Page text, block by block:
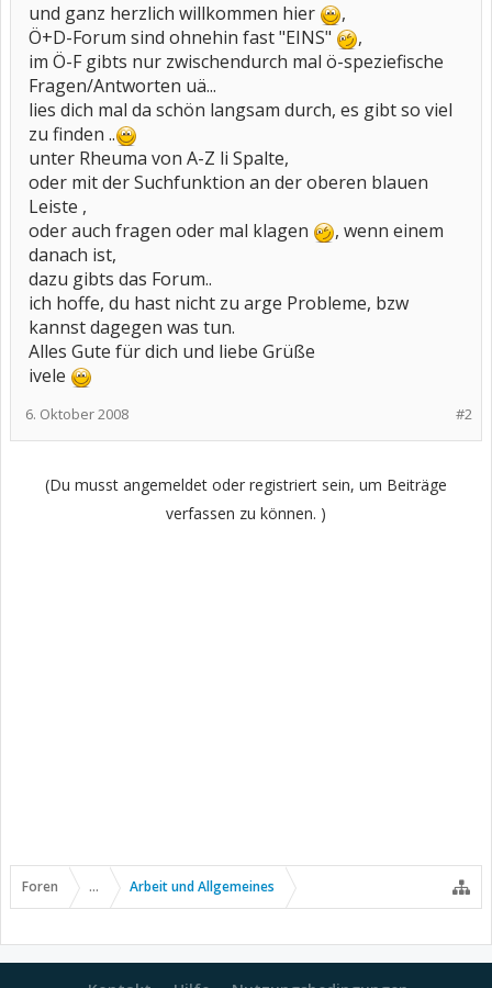
und ganz herzlich willkommen hier
,
Ö+D-Forum sind ohnehin fast "EINS"
,
im Ö-F gibts nur zwischendurch mal ö-speziefische
Fragen/Antworten uä...
lies dich mal da schön langsam durch, es gibt so viel
zu finden ..
unter Rheuma von A-Z li Spalte,
oder mit der Suchfunktion an der oberen blauen
Leiste ,
oder auch fragen oder mal klagen
, wenn einem
danach ist,
dazu gibts das Forum..
ich hoffe, du hast nicht zu arge Probleme, bzw
kannst dagegen was tun.
Alles Gute für dich und liebe Grüße
ivele
#2
6. Oktober 2008
(Du musst angemeldet oder registriert sein, um Beiträge
verfassen zu können. )
Foren ... Arbeit und Allgemeines